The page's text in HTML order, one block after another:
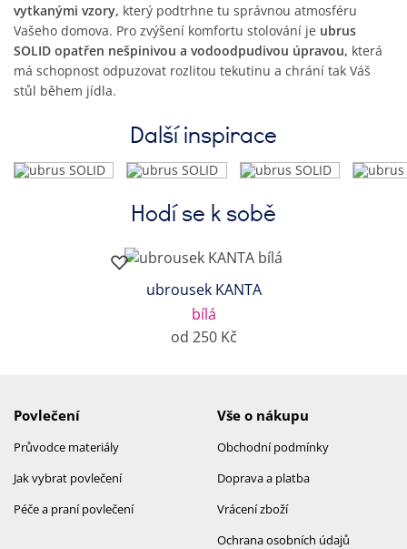
vytkanými vzory, který podtrhne tu správnou atmosféru
Vašeho domova. Pro zvýšení komfortu stolování je ubrus
SOLID opatřen nešpinivou a vodoodpudivou úpravou, která
má schopnost odpuzovat rozlitou tekutinu a chrání tak Váš
stůl během jídla.
Další inspirace
Hodí se k sobě
ubrousek KANTA
bílá
od 250 Kč
Povlečení
Průvodce materiály
Jak vybrat povlečení
Péče a praní povlečení
Vše o nákupu
Obchodní podmínky
Doprava a platba
Vrácení zboží
Ochrana osobních údajů